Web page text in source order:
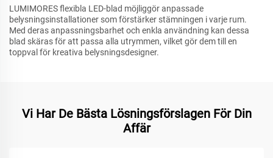
LUMIMORES flexibla LED-blad möjliggör anpassade
belysningsinstallationer som förstärker stämningen i varje rum.
Med deras anpassningsbarhet och enkla användning kan dessa
blad skäras för att passa alla utrymmen, vilket gör dem till en
toppval för kreativa belysningsdesigner.
Vi Har De Bästa Lösningsförslagen För Din
Affär